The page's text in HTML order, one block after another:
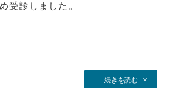
受診しました。
続きを読む